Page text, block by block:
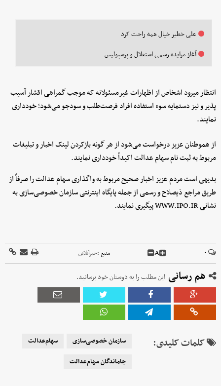
علی خطیر خیال همه راحت کرد
آغاز مزایده رسمی استقلال و پرسپولیس
انتظار می­رود اشخاص از اظهارات غیرمسئولانه که موجب گمراهی اقشار آسیب­‌
پذیر و نیز دستمایه سوء استفاده افراد فرصت­‌طلب و سودجو می­‌شود؛ خودداری
نمایند.
از هموطنان عزیز درخواست می‌­شود از هر گونه بازکردن لینک اخبار و تبلیغات
مربوط به ثبت نام سهام عدالت اکیداً خودداری نمایند.
بدیهی است مردم عزیز اخبار صحیح مربوط به واگذاری سهام عدالت را صرفاً از
طریق مراجع ذیصلاح و رسمی از جمله پایگاه اینترنتی سازمان خصوصی­‌سازی به
نشانی WWW.IPO.IR پیگیری نمایند.
۰ A منبع :خبرآنلاین
هم رسانی این مطلب را به دوستان خود برسانید.
کلمات کلیدی: سازمان خصوصی‌سازی
سهام‌عدالت
جاماندگان سهام‌عدالت